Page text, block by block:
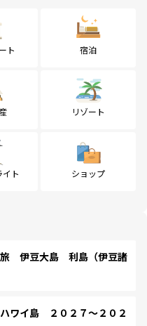
ト 宿泊
リゾート
ト ショップ
伊豆大島 利島（伊豆諸
ワイ島 ２０２７～２０２